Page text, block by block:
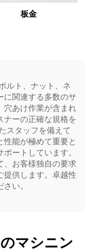
板金
ルト、ナット、ネ
に関連する多数のサ
穴あけ作業が含まれ
ナーの正確な規格を
スタッフを備えて
性能が極めて重要と
ートしています。
、お客様独自の要求
提供します。卓越性
い。
マシニン